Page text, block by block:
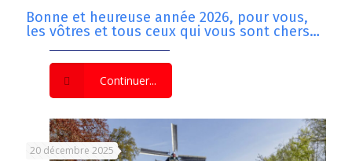
Bonne et heureuse année 2026, pour vous,
les vôtres et tous ceux qui vous sont chers…
Continuer...
20 décembre 2025